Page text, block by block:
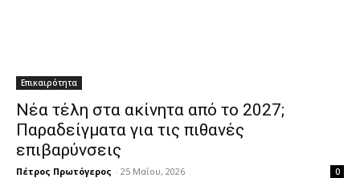
Επικαιρότητα
Νέα τέλη στα ακίνητα από το 2027;
Παραδείγματα για τις πιθανές
επιβαρύνσεις
Πέτρος Πρωτόγερος - 25 Μαΐου, 2026 0